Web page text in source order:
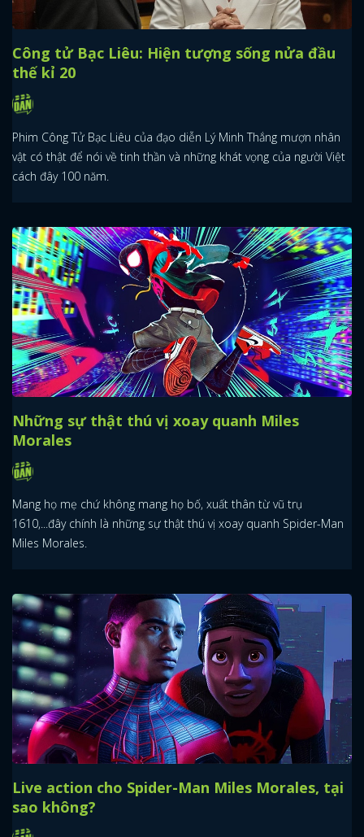
2 ưu thế nổi bật nhất của Nụ hôn bạc tỷ trên
đường đua phim Tết Ất Tỵ
“Nụ hôn bạc tỷ” hứa hẹn là thành công mở màn cho sự nghiệp
đạo diễn của Thu Trang. Trong khi đó, hoa hậu Đoàn Thiên Ân lại
vững chắc trên hành trình diễn viên.
Công tử Bạc Liêu: Hiện tượng sống nửa đầu
thế kỉ 20
Phim Công Tử Bạc Liêu của đạo diễn Lý Minh Thắng mượn nhân
vật có thật để nói về tinh thần và những khát vọng của người Việt
cách đây 100 năm.
Những sự thật thú vị xoay quanh Miles
Morales